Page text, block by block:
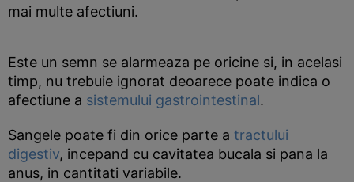
mai multe afectiuni.
Este un semn se alarmeaza pe oricine si, in acelasi
timp, nu trebuie ignorat deoarece poate indica o
afectiune a sistemului gastrointestinal.
Sangele poate fi din orice parte a tractului
digestiv, incepand cu cavitatea bucala si pana la
anus, in cantitati variabile.